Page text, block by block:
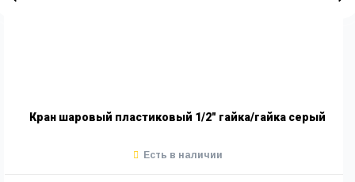
Кран шаровый пластиковый 1/2" гайка/гайка серый
Есть в наличии